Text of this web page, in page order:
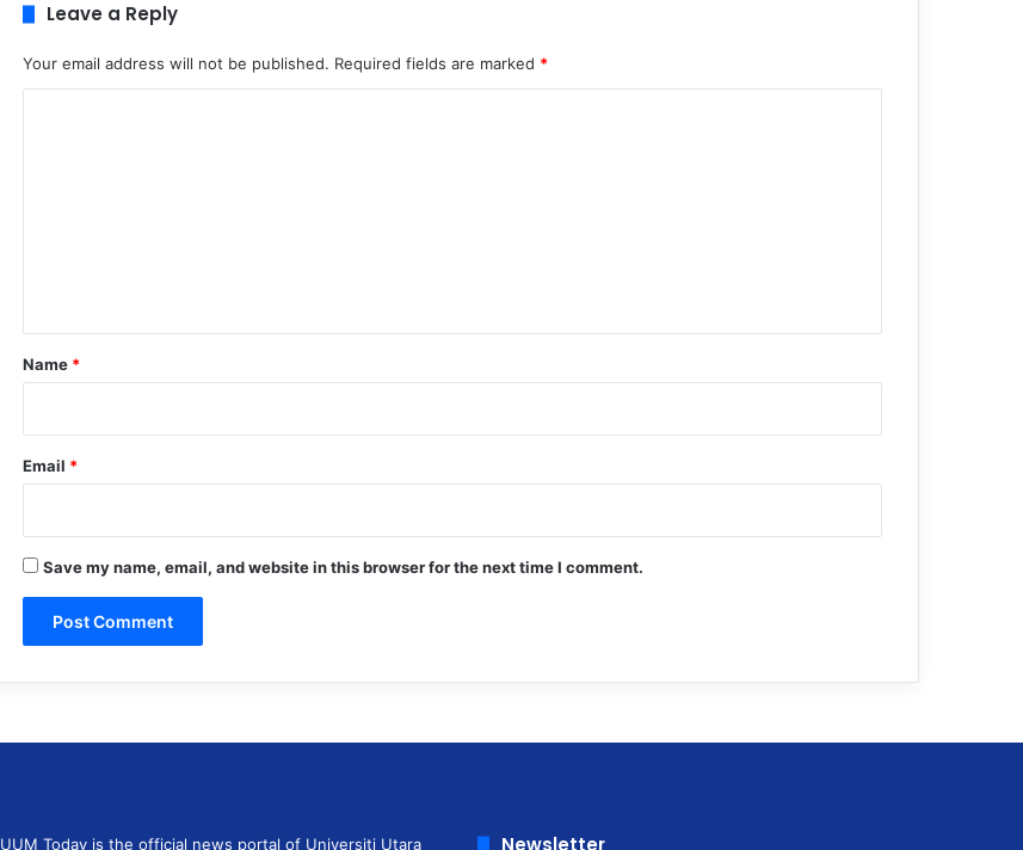
Leave a Reply
Your email address will not be published. Required fields are marked *
*
Name *
Email *
Save my name, email, and website in this browser for the next time I comment.
UUM Today is the official news portal of Universiti Utara Newsletter